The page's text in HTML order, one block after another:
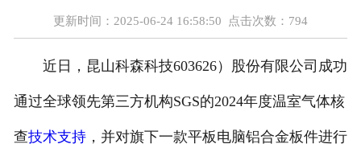
新闻资讯
技术支持
资质荣誉
成功案列
更新时间：2025-06-24 16:58:50 点击次数： 794
近日，昆山科森科技603626）股份有限公司成功
通过全球领先第三方机构SGS的2024年度温室气体核
查技术支持，并对旗下一款平板电脑铝合金板件进行